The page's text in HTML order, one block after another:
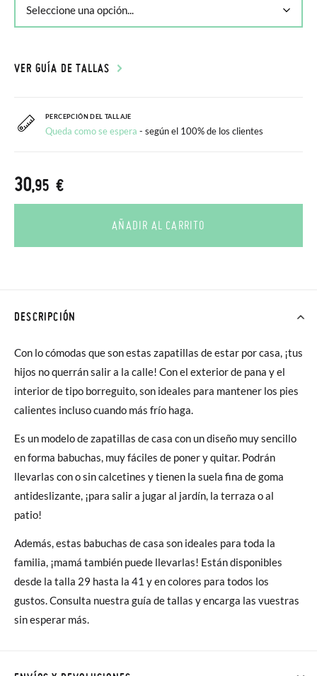
VER GUÍA DE TALLAS
PERCEPCIÓN DEL TALLAJE
Queda como se espera - según el 100% de los clientes
30,95 €
AÑADIR AL CARRITO
DESCRIPCIÓN
Con lo cómodas que son estas zapatillas de estar por casa, ¡tus
hijos no querrán salir a la calle! Con el exterior de pana y el
interior de tipo borreguito, son ideales para mantener los pies
calientes incluso cuando más frío haga.
Es un modelo de zapatillas de casa con un diseño muy sencillo
en forma babuchas, muy fáciles de poner y quitar. Podrán
llevarlas con o sin calcetines y tienen la suela fina de goma
antideslizante, ¡para salir a jugar al jardín, la terraza o al
patio!
Además, estas babuchas de casa son ideales para toda la
familia, ¡mamá también puede llevarlas! Están disponibles
desde la talla 29 hasta la 41 y en colores para todos los
gustos. Consulta nuestra guía de tallas y encarga las vuestras
sin esperar más.